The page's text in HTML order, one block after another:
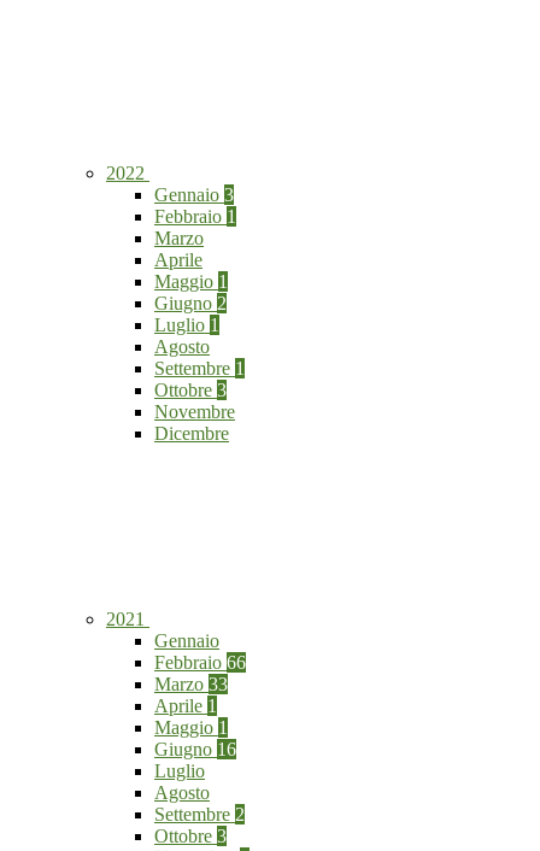
2022
Gennaio 3
Febbraio 1
Marzo
Aprile
Maggio 1
Giugno 2
Luglio 1
Agosto
Settembre 1
Ottobre 3
Novembre
Dicembre
2021
Gennaio
Febbraio 66
Marzo 33
Aprile 1
Maggio 1
Giugno 16
Luglio
Agosto
Settembre 2
Ottobre 3